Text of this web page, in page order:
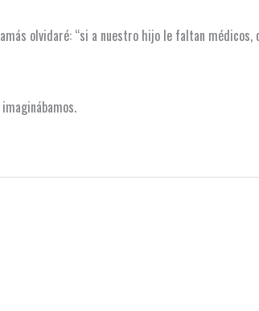
olvidaré: “si a nuestro hijo le faltan médicos,